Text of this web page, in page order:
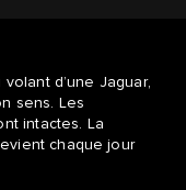
d’une Jaguar,
sens. Les
intactes. La
chaque jour